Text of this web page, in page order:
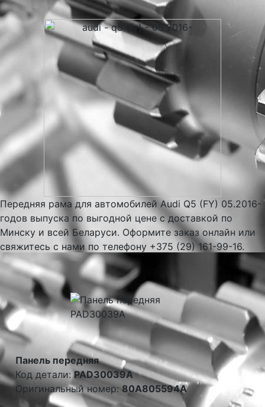
Передняя рама для автомобилей Audi Q5 (FY) 05.2016-
годов выпуска по выгодной цене с доставкой по
Минску и всей Беларуси. Оформите заказ онлайн или
свяжитесь с нами по телефону +375 (29) 161-99-16.
Панель передняя
Код детали: PAD30039A
Оригинальный номер:80A805594A